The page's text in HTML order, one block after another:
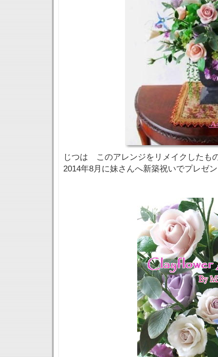
じつは このアレンジをリメイクしたも
2014年8月に妹さんへ新築祝いでプレゼ